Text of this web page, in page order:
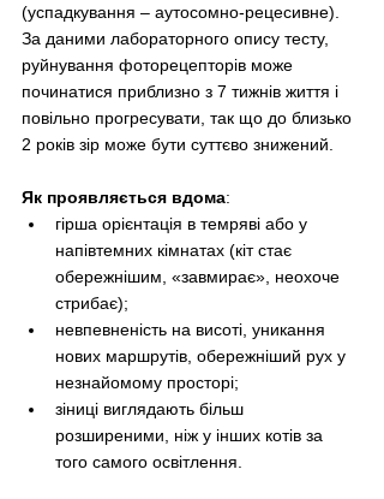
(успадкування – аутосомно-рецесивне).
За даними лабораторного опису тесту,
руйнування фоторецепторів може
починатися приблизно з 7 тижнів життя і
повільно прогресувати, так що до близько
2 років зір може бути суттєво знижений.
Як проявляється вдома:
гірша орієнтація в темряві або у
напівтемних кімнатах (кіт стає
обережнішим, «завмирає», неохоче
стрибає);
невпевненість на висоті, уникання
нових маршрутів, обережніший рух у
незнайомому просторі;
зіниці виглядають більш
розширеними, ніж у інших котів за
того самого освітлення.